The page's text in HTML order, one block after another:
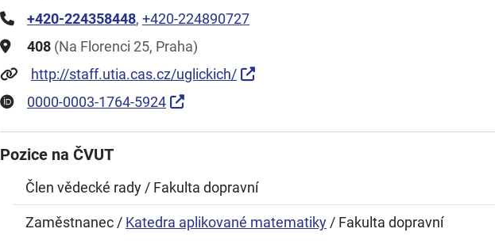
+420-224358448, +420-224890727
408 (Na Florenci 25, Praha)
http://staff.utia.cas.cz/uglickich/
0000-0003-1764-5924
Pozice na ČVUT
Člen vědecké rady / Fakulta dopravní
Zaměstnanec / Katedra aplikované matematiky / Fakulta dopravní